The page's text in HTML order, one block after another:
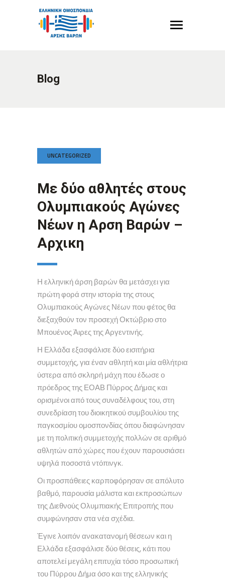
Blog
UNCATEGORIZED
Με δύο αθλητές στους
Ολυμπιακούς Αγώνες
Νέων η Αρση Βαρών –
Αρχικη
Η ελληνική άρση βαρών θα μετάσχει για
πρώτη φορά στην ιστορία της στους
Ολυμπιακούς Αγώνες Νέων που φέτος θα
διεξαχθούν τον προσεχή Οκτώβριο στο
Μπουένος Άιρες της Αργεντινής.
Η Ελλάδα εξασφάλισε δύο εισιτήρια
συμμετοχής, για έναν αθλητή και μία αθλήτρια
ύστερα από σκληρή μάχη που έδωσε ο
πρόεδρος της ΕΟΑΒ Πύρρος Δήμας και
ορισμένοι από τους συναδέλφους του, στη
συνεδρίαση του διοικητικού συμβουλίου της
παγκοσμίου ομοσπονδίας όπου διαφώνησαν
με τη πολιτική συμμετοχής πολλών σε αριθμό
αθλητών από χώρες που έχουν παρουσιάσει
υψηλά ποσοστά ντόπινγκ.
Οι προσπάθειες καρποφόρησαν σε απόλυτο
βαθμό, παρουσία μάλιστα και εκπροσώπων
της Διεθνούς Ολυμπιακής Επιτροπής που
συμφώνησαν στα νέα σχέδια.
Έγινε λοιπόν ανακατανομή θέσεων και η
Ελλάδα εξασφάλισε δύο θέσεις, κάτι που
αποτελεί μεγάλη επιτυχία τόσο προσωπική
του Πύρρου Δήμα όσο και της ελληνικής